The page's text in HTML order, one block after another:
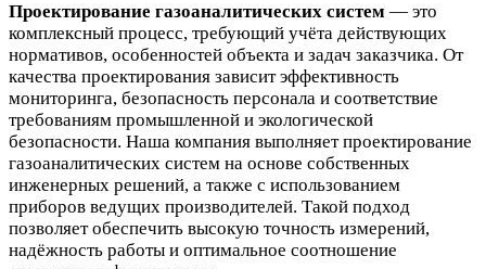
Проектирование газоаналитических систем — это
комплексный процесс, требующий учёта действующих
нормативов, особенностей объекта и задач заказчика. От
качества проектирования зависит эффективность
мониторинга, безопасность персонала и соответствие
требованиям промышленной и экологической
безопасности. Наша компания выполняет проектирование
газоаналитических систем на основе собственных
инженерных решений, а также с использованием
приборов ведущих производителей. Такой подход
позволяет обеспечить высокую точность измерений,
надёжность работы и оптимальное соотношение